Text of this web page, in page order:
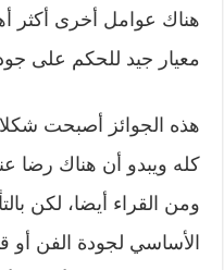
هناك عوامل أخرى أكثر
معيار جيد للحكم على
هذه الجوائز أصبحت
كله ويبدو أن هناك رضا
ومن القراء أيضا، لكن
الأساسي لجودة الفن أو